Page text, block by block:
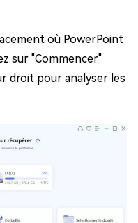
où PowerPoint
sur "Commencer"
droit pour analyser les